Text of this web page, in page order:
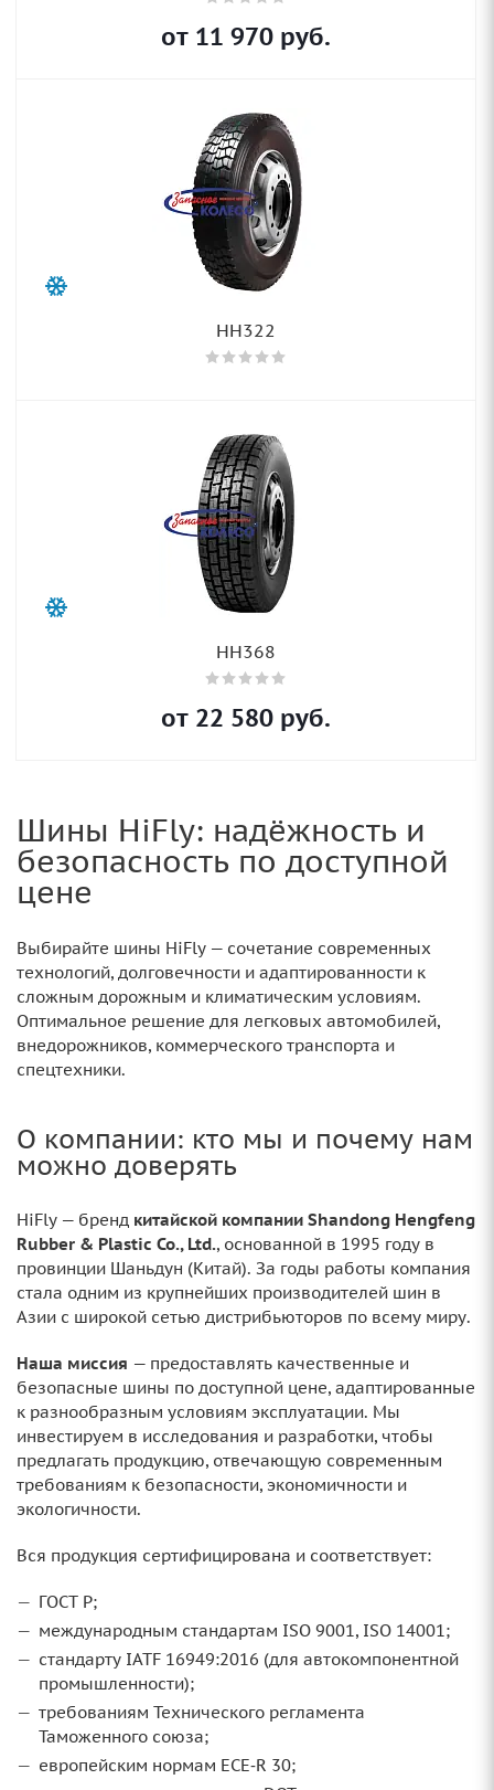
от 11 970 руб.
HH322
HH368
от 22 580 руб.
Шины HiFly: надёжность и
безопасность по доступной
цене
Выбирайте шины HiFly — сочетание современных
технологий, долговечности и адаптированности к
сложным дорожным и климатическим условиям.
Оптимальное решение для легковых автомобилей,
внедорожников, коммерческого транспорта и
спецтехники.
О компании: кто мы и почему нам
можно доверять
HiFly — бренд китайской компании Shandong Hengfeng
Rubber & Plastic Co., Ltd., основанной в 1995 году в
провинции Шаньдун (Китай). За годы работы компания
стала одним из крупнейших производителей шин в
Азии с широкой сетью дистрибьюторов по всему миру.
Наша миссия — предоставлять качественные и
безопасные шины по доступной цене, адаптированные
к разнообразным условиям эксплуатации. Мы
инвестируем в исследования и разработки, чтобы
предлагать продукцию, отвечающую современным
требованиям к безопасности, экономичности и
экологичности.
Вся продукция сертифицирована и соответствует:
ГОСТ Р;
международным стандартам ISO 9001, ISO 14001;
стандарту IATF 16949:2016 (для автокомпонентной
промышленности);
требованиям Технического регламента
Таможенного союза;
европейским нормам ECE‑R 30;